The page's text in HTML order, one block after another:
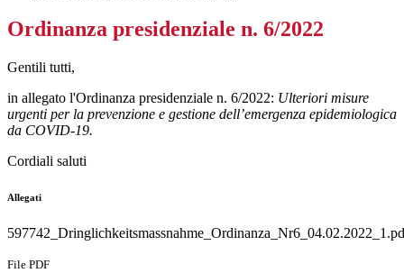
Ordinanza presidenziale n. 6/2022
Gentili tutti,
in allegato l'Ordinanza presidenziale n. 6/2022: Ulteriori misure
urgenti per la prevenzione e gestione dell’emergenza epidemiologica
da COVID-19.
Cordiali saluti
Allegati
File PDF